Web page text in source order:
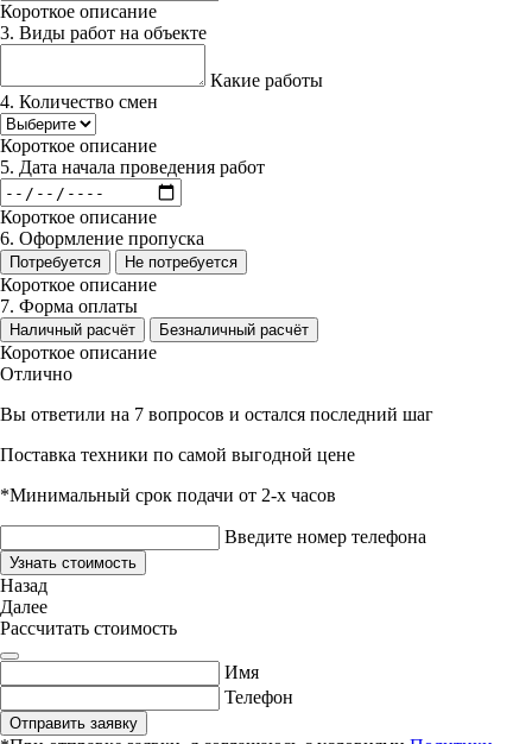
Короткое описание
3. Виды работ на объекте
Какие работы
4. Количество смен
Короткое описание
5. Дата начала проведения работ
Короткое описание
6. Оформление пропуска
Потребуется Не потребуется
Короткое описание
7. Форма оплаты
Наличный расчёт Безналичный расчёт
Короткое описание
Отлично
Вы ответили на 7 вопросов и остался последний шаг
Поставка техники по самой выгодной цене
*Минимальный срок подачи от 2-х часов
Введите номер телефона
Узнать стоимость
Назад
Далее
Рассчитать стоимость
Имя
Телефон
Отправить заявку